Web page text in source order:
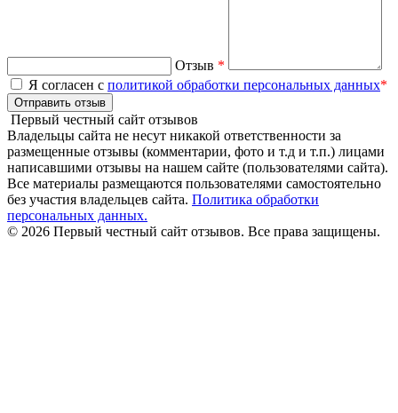
Отзыв *
Я согласен с политикой обработки персональных данных*
Отправить отзыв
Первый честный сайт отзывов
Владельцы сайта не несут никакой ответственности за
размещенные отзывы (комментарии, фото и т.д и т.п.) лицами
написавшими отзывы на нашем сайте (пользователями сайта).
Все материалы размещаются пользователями самостоятельно
без участия владельцев сайта. Политика обработки
персональных данных.
© 2026 Первый честный сайт отзывов. Все права защищены.